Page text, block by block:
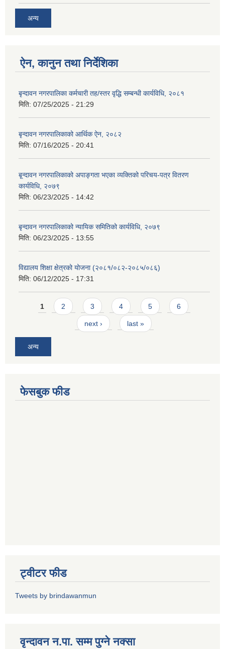
अन्य
ऐन, कानुन तथा निर्देशिका
बृन्दावन नगरपालिका कर्मचारी तह/स्तर वृद्धि सम्बन्धी कार्यविधि, २०८१
मिति: 07/25/2025 - 21:29
बृन्दावन नगरपालिकाको आर्थिक ऐन, २०८२
मिति: 07/16/2025 - 20:41
बृ्न्दावन नगरपालिकाको अपाङ्गता भएका व्यक्तिको परिचय-पत्र वितरण
कार्यविधि, २०७९
मिति: 06/23/2025 - 14:42
बृन्दावन नगरपालिकाको न्यायिक समितिको कार्यविधि, २०७९
मिति: 06/23/2025 - 13:55
विद्यालय शिक्षा क्षेत्रको योजना (२०८१/०८२-२०८५/०८६)
मिति: 06/12/2025 - 17:31
Pages
1 2 3 4 5 6
next › last »
अन्य
फेसबुक फीड
ट्वीटर फीड
Tweets by brindawanmun
वृन्दावन न.पा. सम्म पुग्ने नक्सा